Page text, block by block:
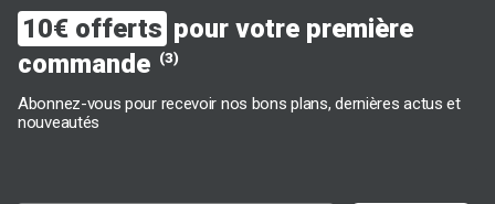
10€ offerts pour votre première
commande (3)
Abonnez-vous pour recevoir nos bons plans, dernières actus et
nouveautés